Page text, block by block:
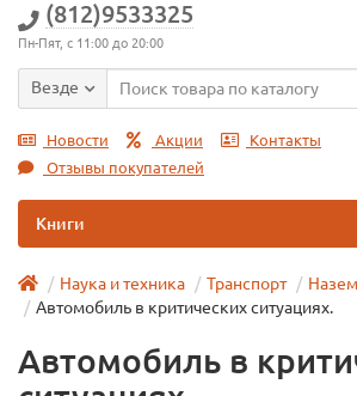
(812)9533325
Пн-Пят, с 11:00 до 20:00
Везде
Новости Акции
Контакты
Отзывы покупателей
Книги
Наука и техника Транспорт
Автомобиль в критических ситуациях.
Автомобиль в